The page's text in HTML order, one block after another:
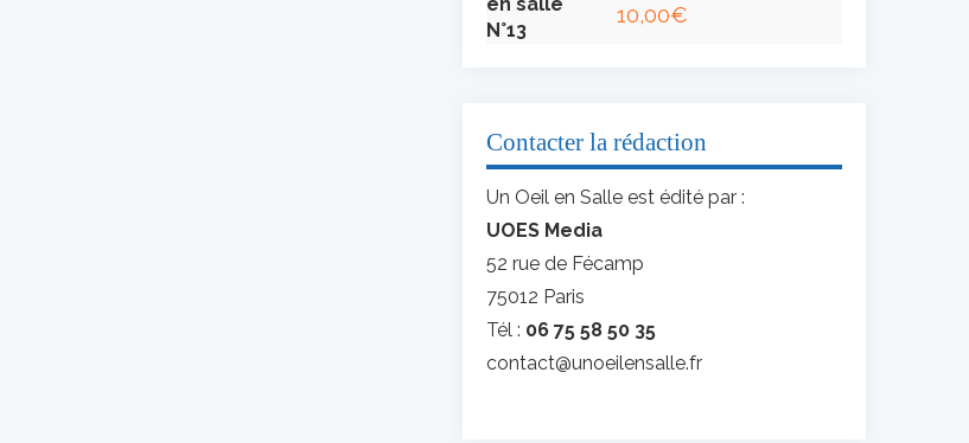
10,00€
Contacter la rédaction
Un Oeil en Salle est édité par :
UOES Media
52 rue de Fécamp
75012 Paris
Tél : 06 75 58 50 35
contact@unoeilensalle.fr